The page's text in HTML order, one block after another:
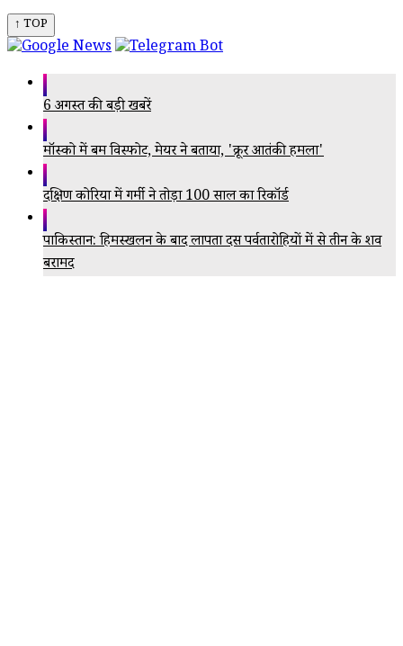
↑ TOP
6 अगस्त की बड़ी खबरें
मॉस्को में बम विस्फोट, मेयर ने बताया, 'क्रूर आतंकी हमला'
दक्षिण कोरिया में गर्मी ने तोड़ा 100 साल का रिकॉर्ड
पाकिस्तान: हिमस्खलन के बाद लापता दस पर्वतारोहियों में से तीन के शव
बरामद